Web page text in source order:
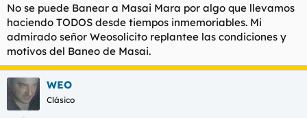
No se puede Banear a Masai Mara por algo que llevamos
haciendo TODOS desde tiempos inmemoriables. Mi
admirado señor Weosolicito replantee las condiciones y
motivos del Baneo de Masai.
WEO
Clásico